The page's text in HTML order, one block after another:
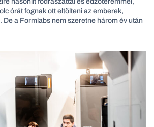
órát fognak ott eltölteni az emberek,
De a Formlabs nem szeretne három év után